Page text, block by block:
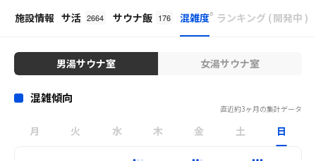
施設情報 サ活 2664 サウナ飯 176 混雑度β ランキング (開発中 )
男湯サウナ室 女湯サウナ室
混雑傾向
直近約3ヶ月の集計データ
月 火 水 木 金 土 日